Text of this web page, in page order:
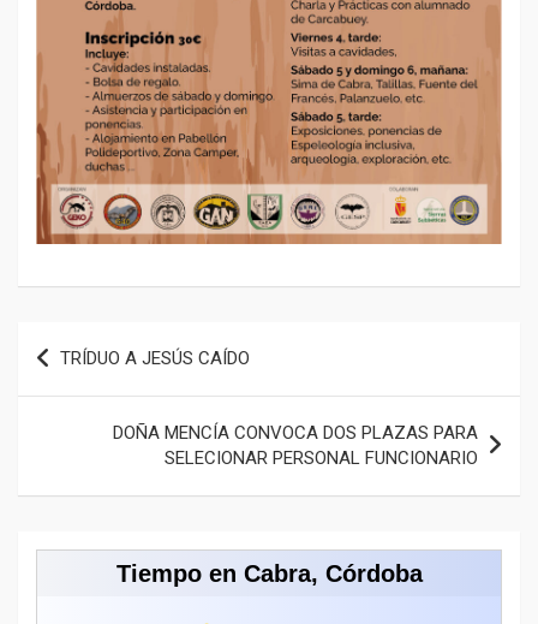
Navegación
de
entradas
TRÍDUO A JESÚS CAÍDO
DOÑA MENCÍA CONVOCA DOS PLAZAS PARA
SELECIONAR PERSONAL FUNCIONARIO
Tiempo en Cabra, Córdoba